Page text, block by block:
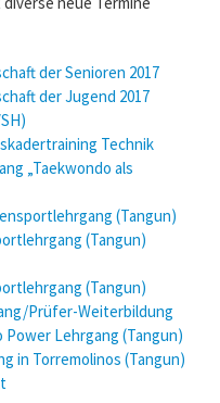
der Senioren 2017
der Jugend 2017
Technik
„Taekwondo als
(Tangun)
(Tangun)
(Tangun)
Prüfer-Weiterbildung
Power Lehrgang (Tangun)
in Torremolinos (Tangun)